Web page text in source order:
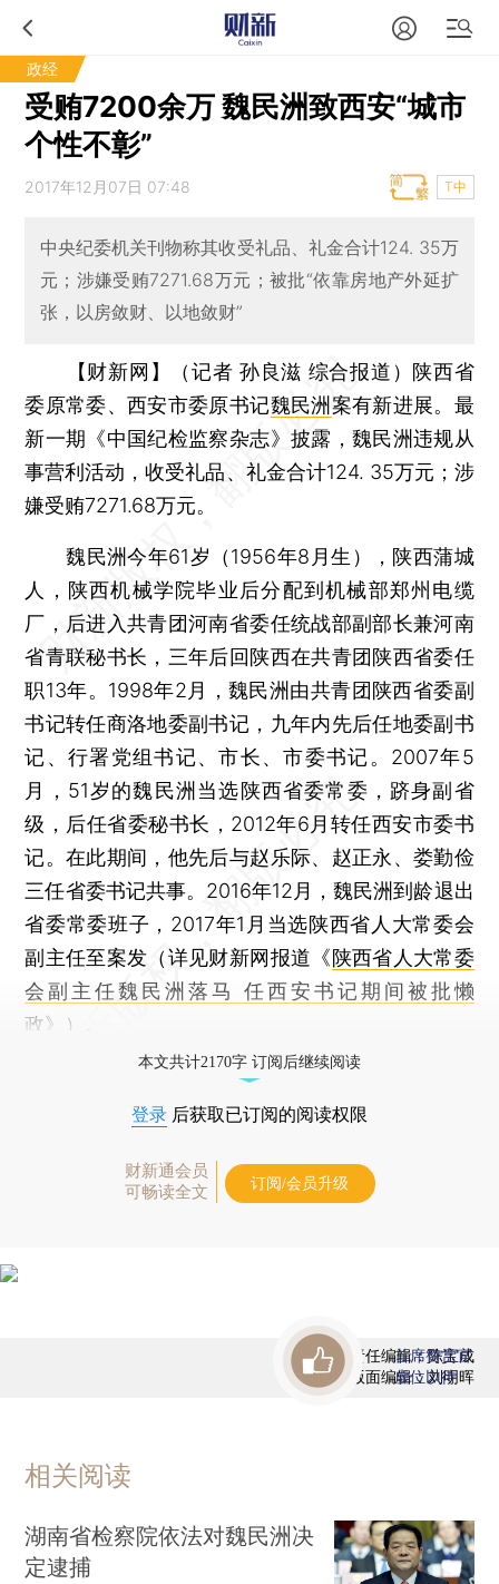
政经
受贿7200余万 魏民洲致西安“城市
个性不彰”
2017年12月07日 07:48 T中
中央纪委机关刊物称其收受礼品、礼金合计124. 35万
元；涉嫌受贿7271.68万元；被批“依靠房地产外延扩
张，以房敛财、以地敛财”
【财新网】（记者 孙良滋 综合报道） 陕西省
委原常委、西安市委原书记魏民洲案有新进展。最
新一期《中国纪检监察杂志》披露，魏民洲违规从
事营利活动，收受礼品、礼金合计124. 35万元；涉
嫌受贿7271.68万元。
魏民洲今年61岁（1956年8月生），陕西蒲城
人，陕西机械学院毕业后分配到机械部郑州电缆
厂，后进入共青团河南省委任统战部副部长兼河南
省青联秘书长，三年后回陕西在共青团陕西省委任
职13年。1998年2月，魏民洲由共青团陕西省委副
书记转任商洛地委副书记，九年内先后任地委副书
记、行署党组书记、市长、市委书记。2007年5
月，51岁的魏民洲当选陕西省委常委，跻身副省
级，后任省委秘书长，2012年6月转任西安市委书
记。在此期间，他先后与赵乐际、赵正永、娄勤俭
三任省委书记共事。2016年12月，魏民洲到龄退出
省委常委班子，2017年1月当选陕西省人大常委会
副主任至案发（详见财新网报道《陕西省人大常委
会副主任魏民洲落马 任西安书记期间被批懒
政》）。
本文共计2170字 订阅后继续阅读
登录 后获取已订阅的阅读权限
财新通会员
可畅读全文
订阅/会员升级
责任编辑：陈宝成
版面编辑：刘明晖
首席赞赏官
虚位以待
相关阅读
湖南省检察院依法对魏民洲决
定逮捕